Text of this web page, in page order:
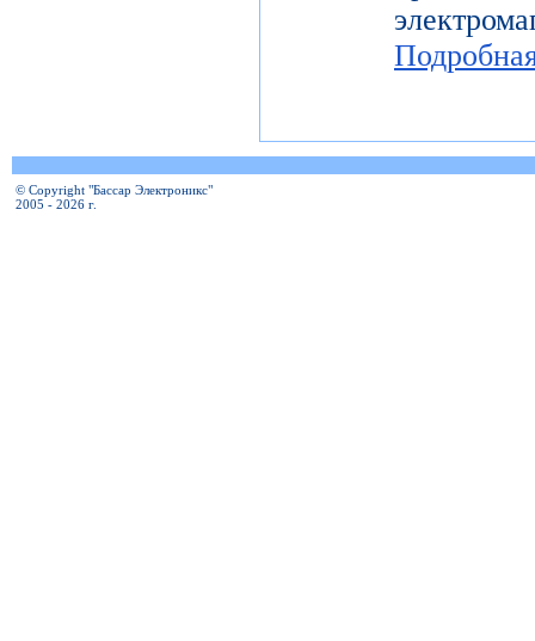
© Copyright "Бассар Электроникс"
2005 - 2026 г.